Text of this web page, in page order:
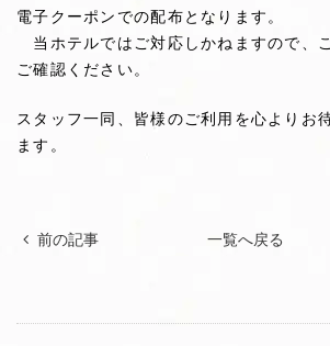
電子クーポンでの配布となります。
当ホテルではご対応しかねますので、
ご確認ください。
スタッフ一同、皆様のご利用を心よりお
ます。
前の記事 一覧へ戻る